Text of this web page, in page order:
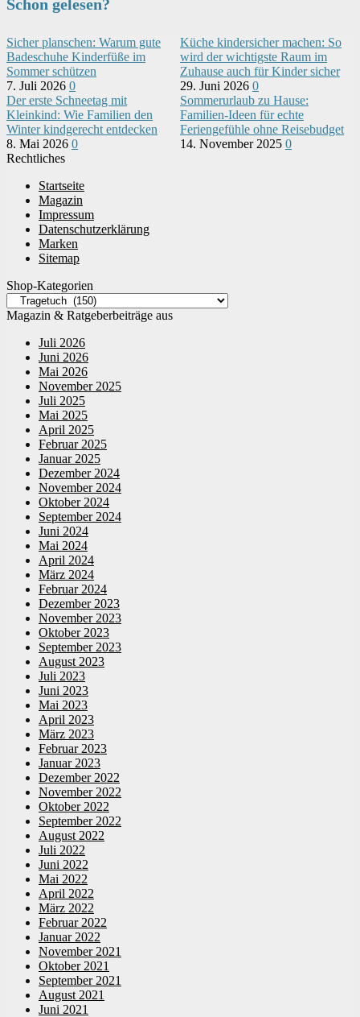
Schon gelesen?
Sicher planschen: Warum gute
Badeschuhe Kinderfüße im
Sommer schützen
7. Juli 2026 0
Küche kindersicher machen: So
wird der wichtigste Raum im
Zuhause auch für Kinder sicher
29. Juni 2026 0
Der erste Schneetag mit
Kleinkind: Wie Familien den
Winter kindgerecht entdecken
8. Mai 2026 0
Sommerurlaub zu Hause:
Familien-Ideen für echte
Feriengefühle ohne Reisebudget
14. November 2025 0
Rechtliches
Startseite
Magazin
Impressum
Datenschutzerklärung
Marken
Sitemap
Shop-Kategorien
Magazin & Ratgeberbeiträge aus
Juli 2026
Juni 2026
Mai 2026
November 2025
Juli 2025
Mai 2025
April 2025
Februar 2025
Januar 2025
Dezember 2024
November 2024
Oktober 2024
September 2024
Juni 2024
Mai 2024
April 2024
März 2024
Februar 2024
Dezember 2023
November 2023
Oktober 2023
September 2023
August 2023
Juli 2023
Juni 2023
Mai 2023
April 2023
März 2023
Februar 2023
Januar 2023
Dezember 2022
November 2022
Oktober 2022
September 2022
August 2022
Juli 2022
Juni 2022
Mai 2022
April 2022
März 2022
Februar 2022
Januar 2022
November 2021
Oktober 2021
September 2021
August 2021
Juni 2021